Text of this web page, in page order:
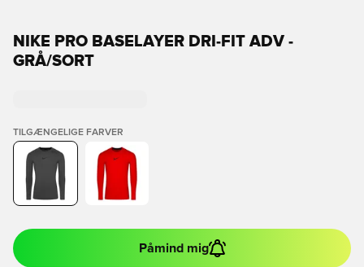
NIKE PRO BASELAYER DRI-FIT ADV -
GRÅ/SORT
TILGÆNGELIGE FARVER
Påmind mig